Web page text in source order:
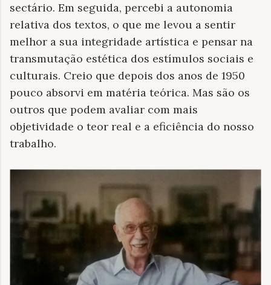
sectário. Em seguida, percebi a autonomia
relativa dos textos, o que me levou a sentir
melhor a sua integridade artística e pensar na
transmutação estética dos estímulos sociais e
culturais. Creio que depois dos anos de 1950
pouco absorvi em matéria teórica. Mas são os
outros que podem avaliar com mais
objetividade o teor real e a eficiência do nosso
trabalho.